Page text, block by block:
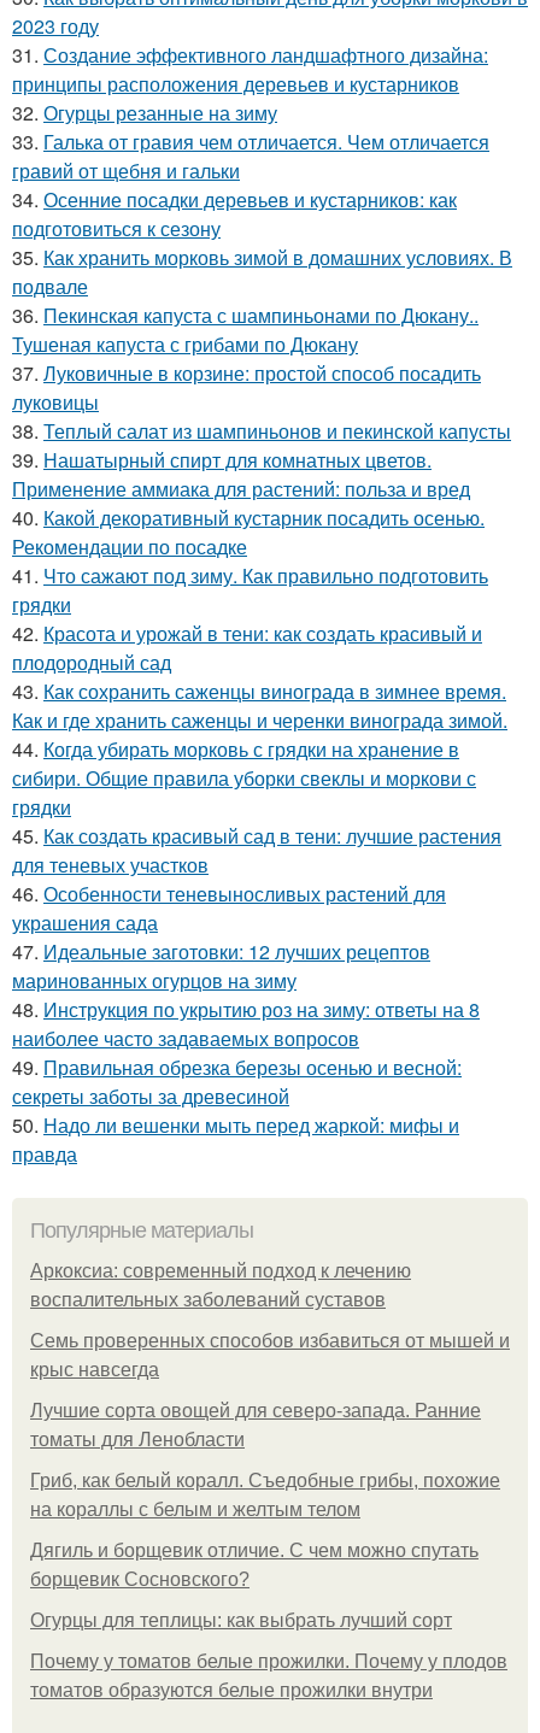
2023 году
31. Создание эффективного ландшафтного дизайна:
принципы расположения деревьев и кустарников
32. Огурцы резанные на зиму
33. Галька от гравия чем отличается. Чем отличается
гравий от щебня и гальки
34. Осенние посадки деревьев и кустарников: как
подготовиться к сезону
35. Как хранить морковь зимой в домашних условиях. В
подвале
36. Пекинская капуста с шампиньонами по Дюкану..
Тушеная капуста с грибами по Дюкану
37. Луковичные в корзине: простой способ посадить
луковицы
38. Теплый салат из шампиньонов и пекинской капусты
39. Нашатырный спирт для комнатных цветов.
Применение аммиака для растений: польза и вред
40. Какой декоративный кустарник посадить осенью.
Рекомендации по посадке
41. Что сажают под зиму. Как правильно подготовить
грядки
42. Красота и урожай в тени: как создать красивый и
плодородный сад
43. Как сохранить саженцы винограда в зимнее время.
Как и где хранить саженцы и черенки винограда зимой.
44. Когда убирать морковь с грядки на хранение в
сибири. Общие правила уборки свеклы и моркови с
грядки
45. Как создать красивый сад в тени: лучшие растения
для теневых участков
46. Особенности теневыносливых растений для
украшения сада
47. Идеальные заготовки: 12 лучших рецептов
маринованных огурцов на зиму
48. Инструкция по укрытию роз на зиму: ответы на 8
наиболее часто задаваемых вопросов
49. Правильная обрезка березы осенью и весной:
секреты заботы за древесиной
50. Надо ли вешенки мыть перед жаркой: мифы и
правда
Популярные материалы
Аркоксиа: современный подход к лечению
воспалительных заболеваний суставов
Семь проверенных способов избавиться от мышей и
крыс навсегда
Лучшие сорта овощей для северо-запада. Ранние
томаты для Ленобласти
Гриб, как белый коралл. Съедобные грибы, похожие
на кораллы с белым и желтым телом
Дягиль и борщевик отличие. С чем можно спутать
борщевик Сосновского?
Огурцы для теплицы: как выбрать лучший сорт
Почему у томатов белые прожилки. Почему у плодов
томатов образуются белые прожилки внутри